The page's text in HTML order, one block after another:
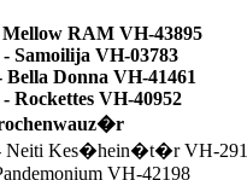
RAM VH-43895
Samoilija VH-03783
Donna VH-41461
Rockettes VH-40952
Neiti Kes�hein�t�r VH-
VH-42198